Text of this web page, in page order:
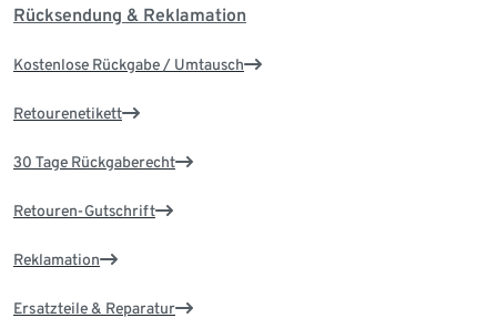
Rücksendung & Reklamation
Kostenlose Rückgabe / Umtausch
Retourenetikett
30 Tage Rückgaberecht
Retouren-Gutschrift
Reklamation
Ersatzteile & Reparatur